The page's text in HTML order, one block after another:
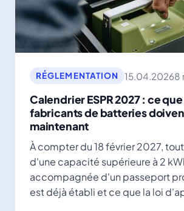
RÉGLEMENTATION 15.04.20268
Calendrier ESPR 2027 : ce
fabricants de batteries
maintenant
À compter du 18 février 2027,
d'une capacité supérieure à 2
accompagnée d'un passeport
est déjà établi et ce que la loi